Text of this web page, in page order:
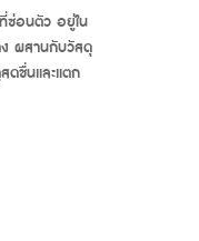
ซ่อนตัว อยู่ใน
ผสานกับวัสดุ
ดชื่นและแตก
จักรวาล อัน
รดใหม่ โดย
ไม่ทิ้งรอยนิ้ว